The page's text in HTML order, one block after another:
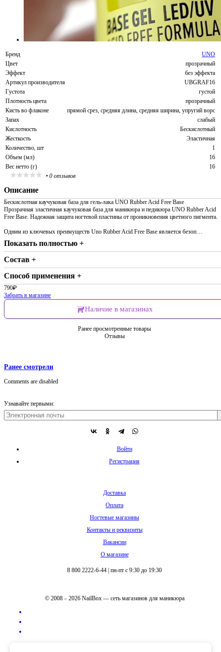
Бренд
UNO
Цвет
прозрачный
Эффект
без эффекта
Артикул производителя
UBGRAF16
Густота
густой
Плотность цвета
прозрачный
Кисть во флаконе
прямой срез, средняя длина, средняя ширина, упругий ворс
Запах
слабый
Кислотность
Бескислотный
Жесткость
Эластичная
Количество, шт
1
Объем (мл)
16
Вес нетто (г)
16
• 0 отзывов
Описание
Бескислотная каучуковая база для гель-лака UNO Rubber Acid Free Base
Прозрачная эластичная каучуковая база для маникюра и педикюра UNO Rubber Acid
Free Base. Надежная защита ногтевой пластины от проникновения цветного пигмента.
Одним из ключевых преимуществ Uno Rubber Acid Free Base является безоп…
Показать полностью +
Состав +
Способ применения +
790₽
Забрать в магазине
Наличие в магазинах
Ранее просмотренные товары
Отзывы
Ранее смотрели
Comments are disabled
Узнавайте первыми:
Войти
Регистрация
Доставка
Оплата
Ногтевые магазины
Контакты и реквизиты
Вакансии
О магазине
8 800 2222-6-44 пн-пт с 9:30 до 19:30
© 2008 – 2026 NailBox — сеть магазинов для маникюра